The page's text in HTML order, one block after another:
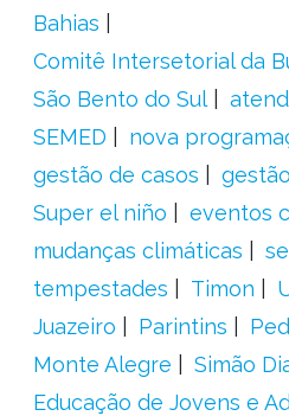
Bahias
Comitê Intersetorial da
São Bento do Sul
SEMED
nova
gestão de casos
Super el niño
eventos
mudanças climáticas
tempestades
Timon
Juazeiro
Parintins
Monte Alegre
Simão
Educação de Jovens e